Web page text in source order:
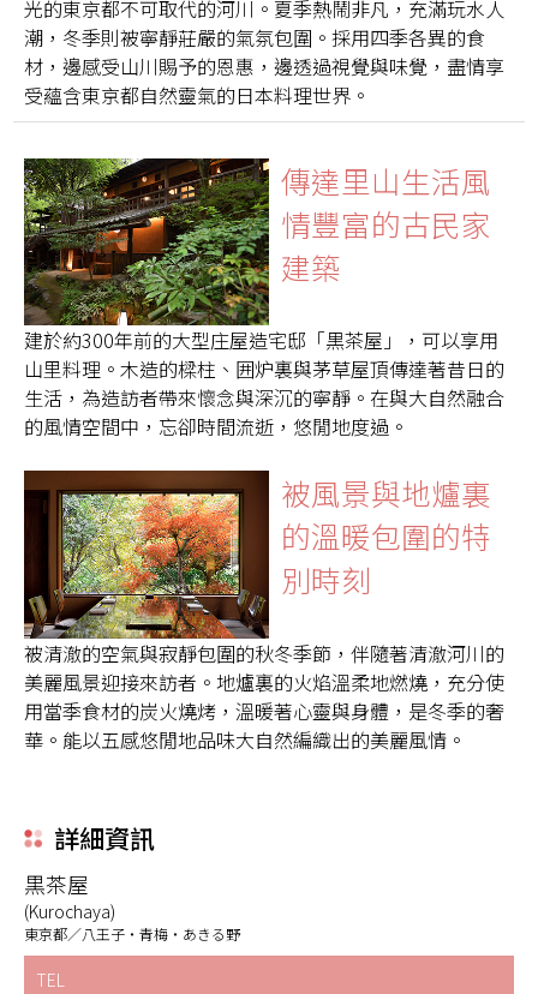
光的東京都不可取代的河川。夏季熱鬧非凡，充滿玩水人
潮，冬季則被寧靜莊嚴的氣氛包圍。採用四季各異的食
材，邊感受山川賜予的恩惠，邊透過視覺與味覺，盡情享
受蘊含東京都自然靈氣的日本料理世界。
傳達里山生活風
情豐富的古民家
建築
建於約300年前的大型庄屋造宅邸「黒茶屋」，可以享用
山里料理。木造的樑柱、囲炉裏與茅草屋頂傳達著昔日的
生活，為造訪者帶來懷念與深沉的寧靜。在與大自然融合
的風情空間中，忘卻時間流逝，悠閒地度過。
被風景與地爐裏
的溫暖包圍的特
別時刻
被清澈的空氣與寂靜包圍的秋冬季節，伴隨著清澈河川的
美麗風景迎接來訪者。地爐裏的火焰溫柔地燃燒，充分使
用當季食材的炭火燒烤，溫暖著心靈與身體，是冬季的奢
華。能以五感悠閒地品味大自然編織出的美麗風情。
詳細資訊
黒茶屋
(Kurochaya)
東京都／八王子・青梅・あきる野
TEL